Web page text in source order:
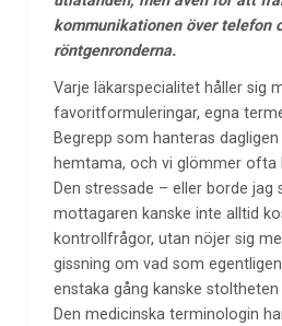
kommunikationen över telefon
röntgenronderna.
Varje läkarspecialitet håller sig
favoritformuleringar, egna
Begrepp som hanteras
hemtama, och vi glömmer
Den stressade – eller borde jag
mottagaren kanske inte alltid
kontrollfrågor, utan nöjer sig
gissning om vad som
enstaka gång kanske
Den medicinska terminologin